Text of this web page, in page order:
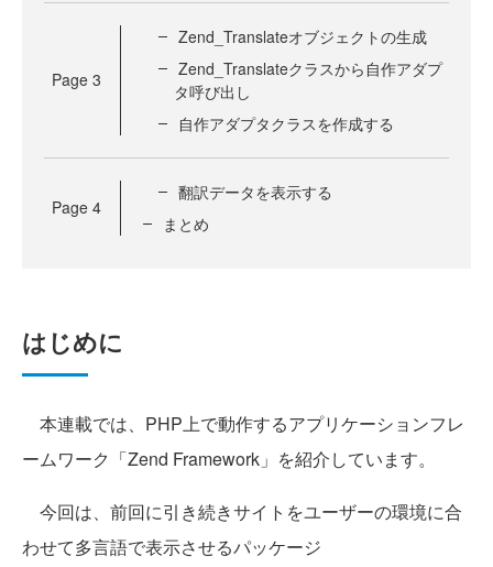
Page 3
Zend_Translateオブジェクトの生成
Zend_Translateクラスから自作アダプ
タ呼び出し
自作アダプタクラスを作成する
Page 4
翻訳データを表示する
まとめ
はじめに
本連載では、PHP上で動作するアプリケーションフレ
ームワーク「Zend Framework」を紹介しています。
今回は、前回に引き続きサイトをユーザーの環境に合
わせて多言語で表示させるパッケージ